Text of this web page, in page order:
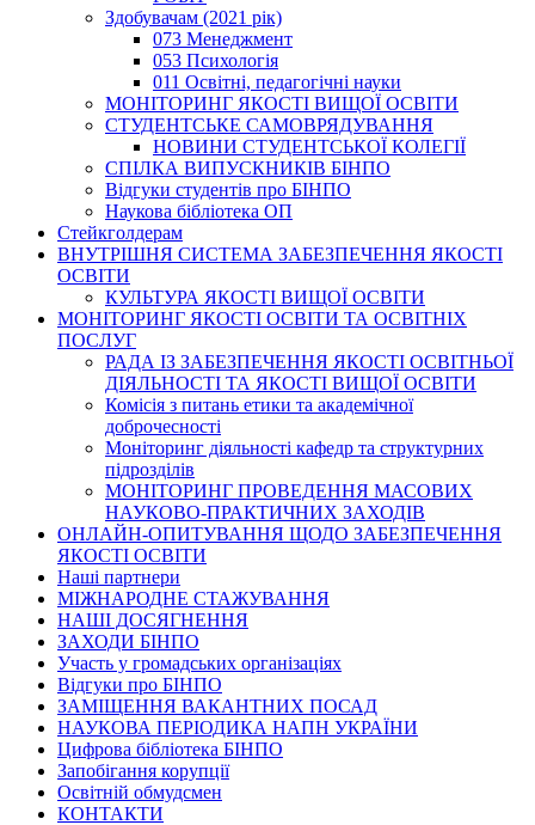
Здобувачам (2021 рік)
073 Менеджмент
053 Психологія
011 Освітні, педагогічні науки
МОНІТОРИНГ ЯКОСТІ ВИЩОЇ ОСВІТИ
СТУДЕНТСЬКЕ САМОВРЯДУВАННЯ
НОВИНИ СТУДЕНТСЬКОЇ КОЛЕГІЇ
СПІЛКА ВИПУСКНИКІВ БІНПО
Відгуки студентів про БІНПО
Наукова бібліотека ОП
Стейкголдерам
ВНУТРІШНЯ СИСТЕМА ЗАБЕЗПЕЧЕННЯ ЯКОСТІ
ОСВІТИ
КУЛЬТУРА ЯКОСТІ ВИЩОЇ ОСВІТИ
МОНІТОРИНГ ЯКОСТІ ОСВІТИ ТА ОСВІТНІХ
ПОСЛУГ
РАДА ІЗ ЗАБЕЗПЕЧЕННЯ ЯКОСТІ ОСВІТНЬОЇ
ДІЯЛЬНОСТІ ТА ЯКОСТІ ВИЩОЇ ОСВІТИ
Комісія з питань етики та академічної
доброчесності
Моніторинг діяльності кафедр та структурних
підрозділів
МОНІТОРИНГ ПРОВЕДЕННЯ МАСОВИХ
НАУКОВО-ПРАКТИЧНИХ ЗАХОДІВ
ОНЛАЙН-ОПИТУВАННЯ ЩОДО ЗАБЕЗПЕЧЕННЯ
ЯКОСТІ ОСВІТИ
Наші партнери
МІЖНАРОДНЕ СТАЖУВАННЯ
НАШІ ДОСЯГНЕННЯ
ЗАХОДИ БІНПО
Участь у громадських організаціях
Відгуки про БІНПО
ЗАМІЩЕННЯ ВАКАНТНИХ ПОСАД
НАУКОВА ПЕРІОДИКА НАПН УКРАЇНИ
Цифрова бібліотека БІНПО
Запобігання корупції
Освітній обмудсмен
КОНТАКТИ